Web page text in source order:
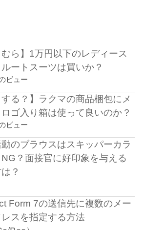
むら】1万円以下のレディース
ートスーツは買いか？
ビュー
する？】ラクマの商品梱包にメ
ゴ入り箱は使って良いのか？
ビュー
のブラウスはスキッパーカラ
？面接官に好印象を与える
？
Form 7の送信先に複数のメー
スを指定する方法